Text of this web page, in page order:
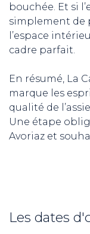
bouchée. Et si
simplement de
l’espace
cadre parfait.
En résumé, La
marque les
qualité de
Une étape
Avoriaz et
Les dates